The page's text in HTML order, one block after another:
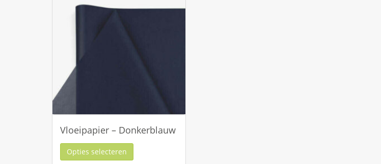
Vloeipapier – Donkerblauw
Opties selecteren